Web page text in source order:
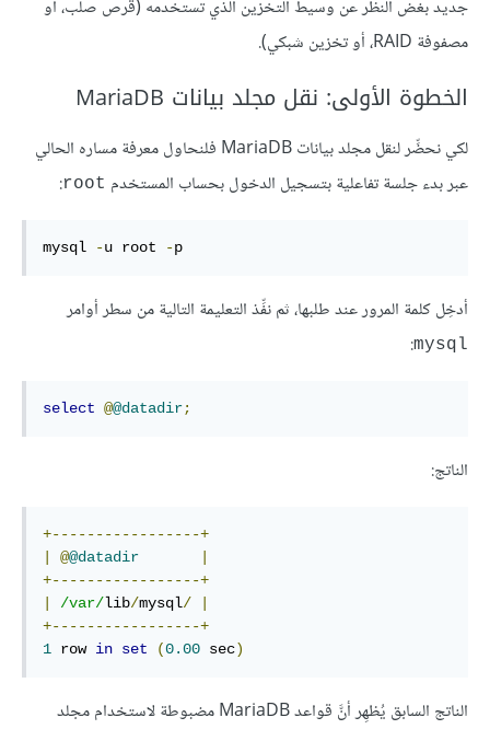
جديد بغض النظر عن وسيط التخزين الذي تستخدمه (قرص صلب، أو
مصفوفة RAID، أو تخزين شبكي).
الخطوة الأولى: نقل مجلد بيانات MariaDB
لكي نحضِّر لنقل مجلد بيانات MariaDB فلنحاول معرفة مساره الحالي
عبر بدء جلسة تفاعلية بتسجيل الدخول بحساب المستخدم root
:
mysql -u root -p
أدخِل كلمة المرور عند طلبها، ثم نفِّذ التعليمة التالية من سطر أوامر
mysql
:
select @@datadir;
الناتج:
+-----------------+
@@datadir
+-----------------+
/var/lib/mysql/
+-----------------+
1 row in set (0.00 sec)
الناتج السابق يُظهِر أنَّ قواعد MariaDB مضبوطة لاستخدام مجلد